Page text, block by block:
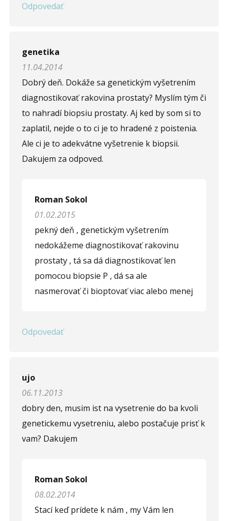
Komentár (
Odpovedať
genetika
11.04.2014
Dobrý deň. Dokáže sa genetickým vyšetrením
diagnostikovať rakovina prostaty? Myslím tým či
to nahradí biopsiu prostaty. Aj ked by som si to
zaplatil, nejde o to ci je to hradené z poistenia.
Ale ci je to adekvátne vyšetrenie k biopsii.
Dakujem za odpoved.
Roman Sokol
01.02.2015
pekný deň , genetickým vyšetrením
nedokážeme diagnostikovať rakovinu
prostaty , tá sa dá diagnostikovať len
pomocou biopsie P , dá sa ale
nasmerovať či bioptovať viac alebo menej
Odpovedať
ujo
06.11.2013
dobry den, musim ist na vysetrenie do ba kvoli
genetickemu vysetreniu, alebo postačuje prisť k
vam? Dakujem
Roman Sokol
08.02.2014
Stací keď prídete k nám , my Vám len